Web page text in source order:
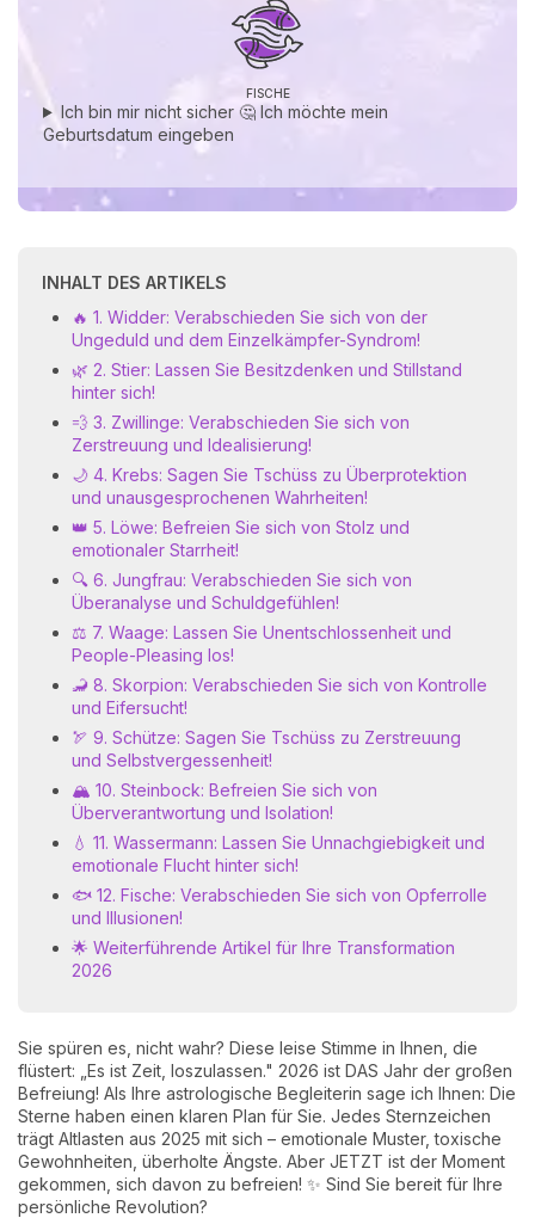
FISCHE
Ich bin mir nicht sicher 🤔 Ich möchte mein
Geburtsdatum eingeben
INHALT DES ARTIKELS
🔥 1. Widder: Verabschieden Sie sich von der
Ungeduld und dem Einzelkämpfer-Syndrom!
🌿 2. Stier: Lassen Sie Besitzdenken und Stillstand
hinter sich!
💨 3. Zwillinge: Verabschieden Sie sich von
Zerstreuung und Idealisierung!
🌙 4. Krebs: Sagen Sie Tschüss zu Überprotektion
und unausgesprochenen Wahrheiten!
👑 5. Löwe: Befreien Sie sich von Stolz und
emotionaler Starrheit!
🔍 6. Jungfrau: Verabschieden Sie sich von
Überanalyse und Schuldgefühlen!
⚖️ 7. Waage: Lassen Sie Unentschlossenheit und
People-Pleasing los!
🦂 8. Skorpion: Verabschieden Sie sich von Kontrolle
und Eifersucht!
🏹 9. Schütze: Sagen Sie Tschüss zu Zerstreuung
und Selbstvergessenheit!
🏔️ 10. Steinbock: Befreien Sie sich von
Überverantwortung und Isolation!
💧 11. Wassermann: Lassen Sie Unnachgiebigkeit und
emotionale Flucht hinter sich!
🐟 12. Fische: Verabschieden Sie sich von Opferrolle
und Illusionen!
🌟 Weiterführende Artikel für Ihre Transformation
2026
Sie spüren es, nicht wahr? Diese leise Stimme in Ihnen, die
flüstert: „Es ist Zeit, loszulassen." 2026 ist DAS Jahr der großen
Befreiung! Als Ihre astrologische Begleiterin sage ich Ihnen: Die
Sterne haben einen klaren Plan für Sie. Jedes Sternzeichen
trägt Altlasten aus 2025 mit sich – emotionale Muster, toxische
Gewohnheiten, überholte Ängste. Aber JETZT ist der Moment
gekommen, sich davon zu befreien! ✨ Sind Sie bereit für Ihre
persönliche Revolution?